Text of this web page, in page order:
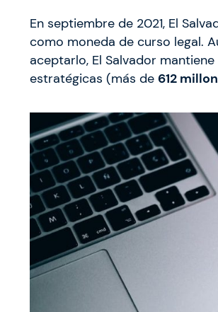
En septiembre de 2021, El
como moneda de curso legal.
aceptarlo, El Salvador
estratégicas (más de 612